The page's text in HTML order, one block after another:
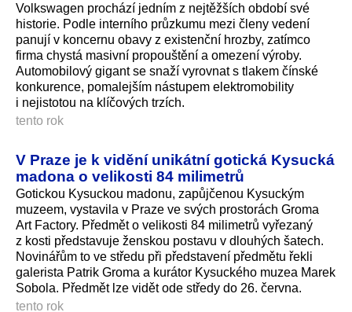
Volkswagen prochází jedním z nejtěžších období své
historie. Podle interního průzkumu mezi členy vedení
panují v koncernu obavy z existenční hrozby, zatímco
firma chystá masivní propouštění a omezení výroby.
Automobilový gigant se snaží vyrovnat s tlakem čínské
konkurence, pomalejším nástupem elektromobility
i nejistotou na klíčových trzích.
tento rok
V Praze je k vidění unikátní gotická Kysucká
madona o velikosti 84 milimetrů
Gotickou Kysuckou madonu, zapůjčenou Kysuckým
muzeem, vystavila v Praze ve svých prostorách Groma
Art Factory. Předmět o velikosti 84 milimetrů vyřezaný
z kosti představuje ženskou postavu v dlouhých šatech.
Novinářům to ve středu při představení předmětu řekli
galerista Patrik Groma a kurátor Kysuckého muzea Marek
Sobola. Předmět lze vidět ode středy do 26. června.
tento rok